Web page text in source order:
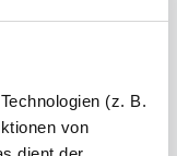
(z. B.
von